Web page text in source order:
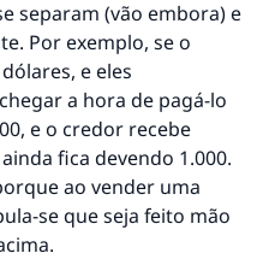
separam (vão embora) e
Por exemplo, se o
e eles
a hora de pagá-lo
e o credor recebe
fica devendo 1.000.
ao vender uma
se que seja feito mão
salvou um